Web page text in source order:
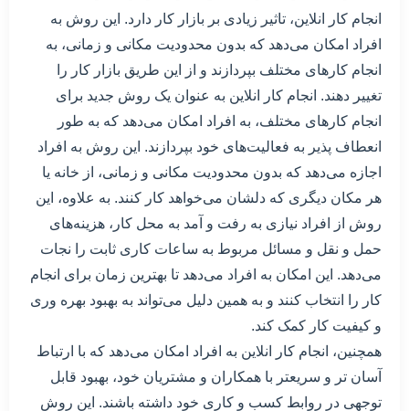
انجام کار انلاین، تاثیر زیادی بر بازار کار دارد. این روش به
افراد امکان می‌دهد که بدون محدودیت مکانی و زمانی، به
انجام کارهای مختلف بپردازند و از این طریق بازار کار را
تغییر دهند. انجام کار انلاین به عنوان یک روش جدید برای
انجام کارهای مختلف، به افراد امکان می‌دهد که به طور
انعطاف پذیر به فعالیت‌های خود بپردازند. این روش به افراد
اجازه می‌دهد که بدون محدودیت مکانی و زمانی، از خانه یا
هر مکان دیگری که دلشان می‌خواهد کار کنند. به علاوه، این
روش از افراد نیازی به رفت و آمد به محل کار، هزینه‌های
حمل و نقل و مسائل مربوط به ساعات کاری ثابت را نجات
می‌دهد. این امکان به افراد می‌دهد تا بهترین زمان برای انجام
کار را انتخاب کنند و به همین دلیل می‌تواند به بهبود بهره وری
و کیفیت کار کمک کند.
همچنین، انجام کار انلاین به افراد امکان می‌دهد که با ارتباط
آسان تر و سریعتر با همکاران و مشتریان خود، بهبود قابل
توجهی در روابط کسب و کاری خود داشته باشند. این روش